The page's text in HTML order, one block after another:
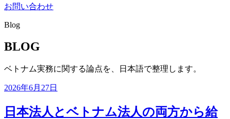
お問い合わせ
Blog
BLOG
ベトナム実務に関する論点を、日本語で整理します。
2026年6月27日
日本法人とベトナム法人の両方から給